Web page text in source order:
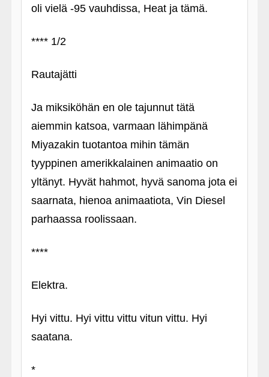
oli vielä ‑95 vauhdissa, Heat ja tämä.
**** 1/2
Rautajätti
Ja miksiköhän en ole tajunnut tätä
aiemmin katsoa, varmaan lähimpänä
Miyazakin tuotantoa mihin tämän
tyyppinen amerikkalainen animaatio on
yltänyt. Hyvät hahmot, hyvä sanoma jota ei
saarnata, hienoa animaatiota, Vin Diesel
parhaassa roolissaan.
****
Elektra.
Hyi vittu. Hyi vittu vittu vitun vittu. Hyi
saatana.
*